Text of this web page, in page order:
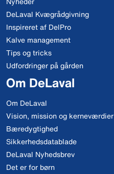
DeLaval Kvægrådgivning
Inspireret af DelPro
Kalve management
Tips og tricks
Udfordringer på gården
Om DeLaval
Om DeLaval
Vision, mission og kerneværdier
Bæredygtighed
Sikkerhedsdatablade
DeLaval Nyhedsbrev
Det er for børn